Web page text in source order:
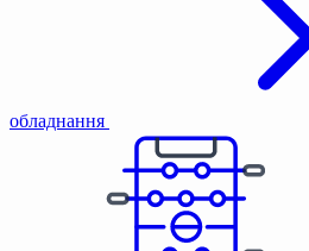
обладнання